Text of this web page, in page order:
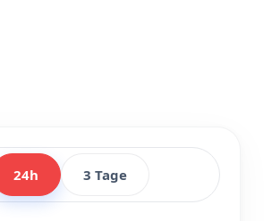
24h 3 Tage